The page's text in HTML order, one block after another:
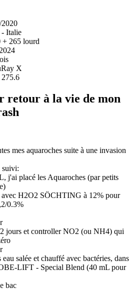
2020
- Italie
+ 265 lourd
X
275.6
retour à la vie de mon
mes aquaroches suite à une invasion
suivi:
j'ai placé les Aquaroches (par petits
avec H2O2 SÖCHTING à 12% pour
0.3%
jours et controller NO2 (ou NH4) qui
salée et chauffé avec bactéries, dans
LIFT - Special Blend (40 mL pour
bac